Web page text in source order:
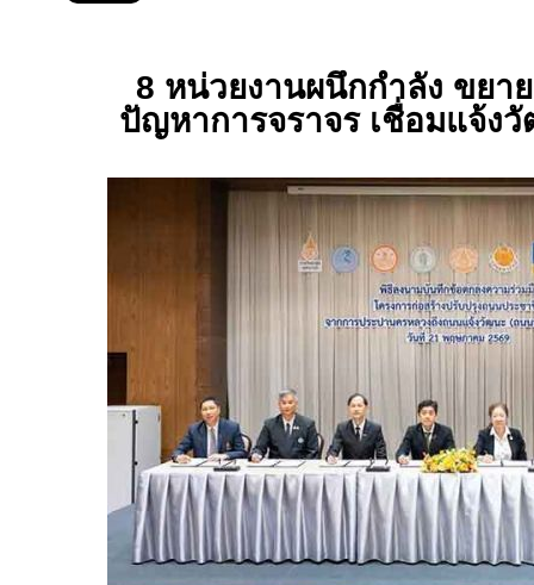
8 หน่วยงานผนึกกำลัง ขย
ปัญหาการจราจร เชื่อมแจ้ง